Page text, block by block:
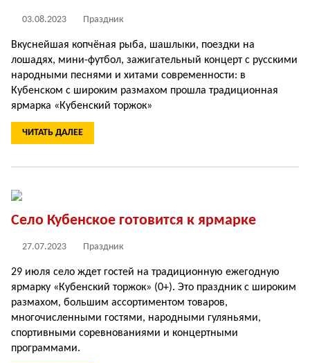
03.08.2023 Праздник
Вкуснейшая копчёная рыба, шашлыки, поездки на
лошадях, мини-футбол, зажигательный концерт с русскими
народными песнями и хитами современности: в
Кубенском с широким размахом прошла традиционная
ярмарка «Кубенский торжок»
ЧИТАТЬ ДАЛЕЕ
Село Кубенское готовится к ярмарке
27.07.2023 Праздник
29 июля село ждет гостей на традиционную ежегодную
ярмарку «Кубенский торжок» (0+). Это праздник с широким
размахом, большим ассортиментом товаров,
многочисленными гостями, народными гуляньями,
спортивными соревнованиями и концертными
программами.